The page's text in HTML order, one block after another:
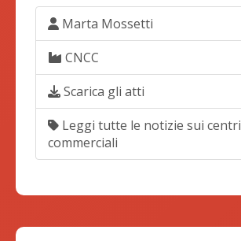
Marta Mossetti
CNCC
Scarica gli atti
Leggi tutte le notizie sui centri
commerciali